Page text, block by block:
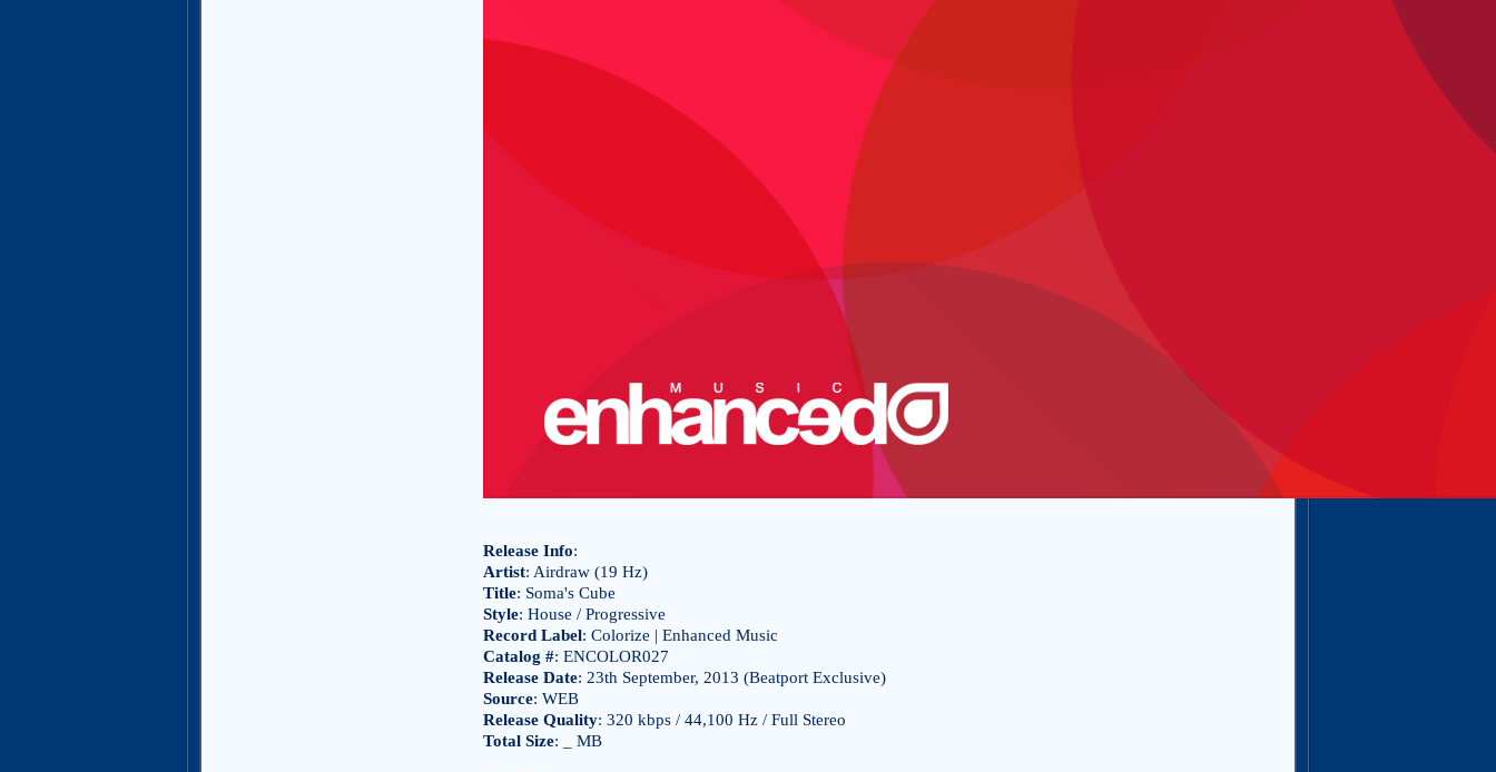
Release Info:
Artist: Airdraw (19 Hz)
Title: Soma's Cube
Style: House / Progressive
Record Label: Colorize | Enhanced Music
Catalog #: ENCOLOR027
Release Date: 23th September, 2013 (Beatport Exclusive)
Source: WEB
Release Quality: 320 kbps / 44,100 Hz / Full Stereo
Total Size: _ MB